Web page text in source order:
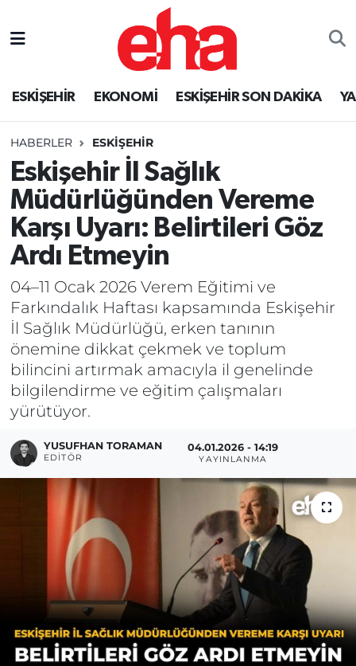
ESKİŞEHİR EKONOMİ ESKİŞEHİR SON DAKİKA
HABERLER ESKİŞEHİR
Eskişehir İl Sağlık
Müdürlüğünden Vereme
Karşı Uyarı: Belirtileri Göz
Ardı Etmeyin
04–11 Ocak 2026 Verem Eğitimi ve
Farkındalık Haftası kapsamında Eskişehir
İl Sağlık Müdürlüğü, erken tanının
önemine dikkat çekmek ve toplum
bilincini artırmak amacıyla il genelinde
bilgilendirme ve eğitim çalışmaları
yürütüyor.
YUSUFHAN TORAMAN
EDITÖR
04.01.2026 - 14:19
YAYINLANMA